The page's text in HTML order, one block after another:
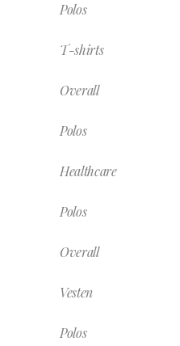
Polos
T-shirts
Overall
Polos
Healthcare
Polos
Overall
Vesten
Polos